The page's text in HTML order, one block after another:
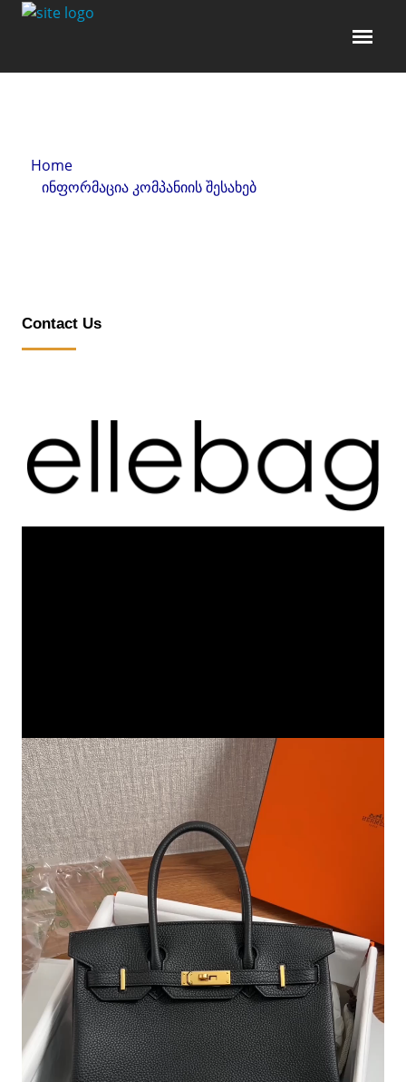
Home
ინფორმაცია კომპანიის შესახებ» Contact Us
Contact Us